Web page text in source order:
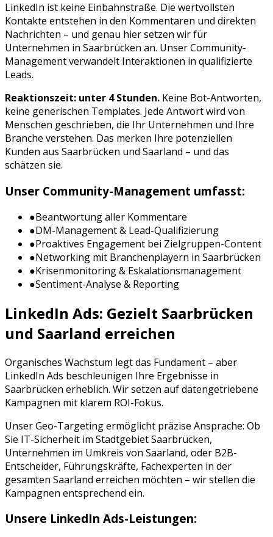
LinkedIn ist keine Einbahnstraße. Die wertvollsten
Kontakte entstehen in den Kommentaren und direkten
Nachrichten – und genau hier setzen wir für
Unternehmen in Saarbrücken an. Unser Community-
Management verwandelt Interaktionen in qualifizierte
Leads.
Reaktionszeit: unter 4 Stunden. Keine Bot-Antworten,
keine generischen Templates. Jede Antwort wird von
Menschen geschrieben, die Ihr Unternehmen und Ihre
Branche verstehen. Das merken Ihre potenziellen
Kunden aus Saarbrücken und Saarland – und das
schätzen sie.
Unser Community-Management umfasst:
●Beantwortung aller Kommentare
●DM-Management & Lead-Qualifizierung
●Proaktives Engagement bei Zielgruppen-Content
●Networking mit Branchenplayern in Saarbrücken
●Krisenmonitoring & Eskalationsmanagement
●Sentiment-Analyse & Reporting
LinkedIn Ads: Gezielt Saarbrücken
und Saarland erreichen
Organisches Wachstum legt das Fundament – aber
LinkedIn Ads beschleunigen Ihre Ergebnisse in
Saarbrücken erheblich. Wir setzen auf datengetriebene
Kampagnen mit klarem ROI-Fokus.
Unser Geo-Targeting ermöglicht präzise Ansprache: Ob
Sie IT-Sicherheit im StadtgebietSaarbrücken,
Unternehmen im Umkreis von Saarland, oder B2B-
Entscheider, Führungskräfte, Fachexperten in der
gesamten Saarland erreichen möchten – wir stellen die
Kampagnen entsprechend ein.
Unsere LinkedIn Ads-Leistungen: